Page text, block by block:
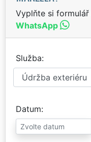
Vyplňte si
WhatsApp
Služba
Datum